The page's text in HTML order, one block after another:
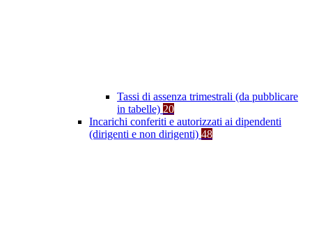
Tassi di assenza trimestrali (da pubblicare
in tabelle) 20
Incarichi conferiti e autorizzati ai dipendenti
(dirigenti e non dirigenti) 48